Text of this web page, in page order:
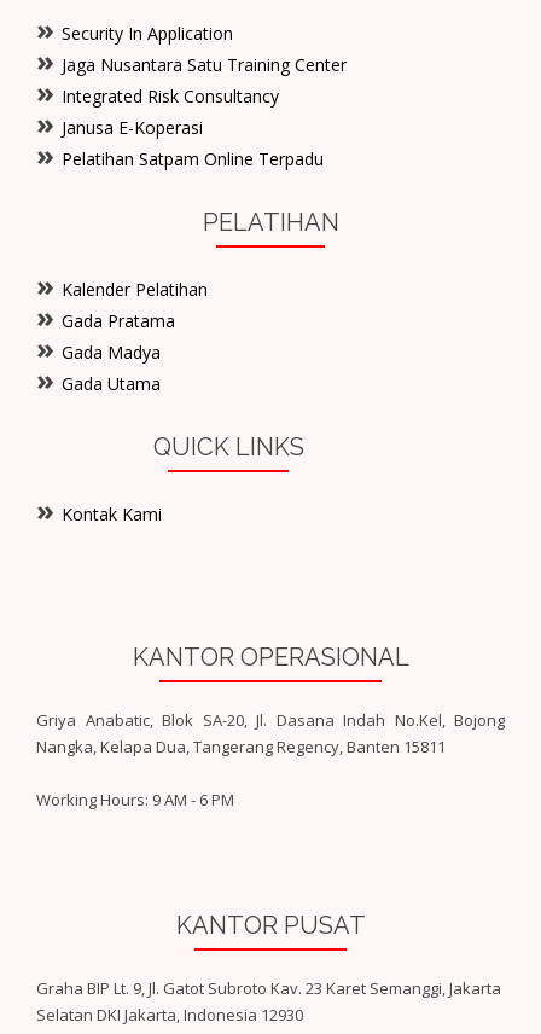
Security In Application
Jaga Nusantara Satu Training Center
Integrated Risk Consultancy
Janusa E-Koperasi
Pelatihan Satpam Online Terpadu
PELATIHAN
Kalender Pelatihan
Gada Pratama
Gada Madya
Gada Utama
QUICK LINKS
Kontak Kami
KANTOR OPERASIONAL
Griya Anabatic, Blok SA-20, Jl. Dasana Indah No.Kel, Bojong
Nangka, Kelapa Dua, Tangerang Regency, Banten 15811
Working Hours: 9 AM - 6 PM
KANTOR PUSAT
Graha BIP Lt. 9, Jl. Gatot Subroto Kav. 23 Karet Semanggi, Jakarta
Selatan DKI Jakarta, Indonesia 12930